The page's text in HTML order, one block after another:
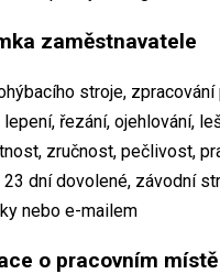
zaměstnavatele
stroje,
lepení, řezání, ojehlování,
zručnost, pečlivost,
23 dní dovolené, závodní
nebo e-mailem
o pracovním místě